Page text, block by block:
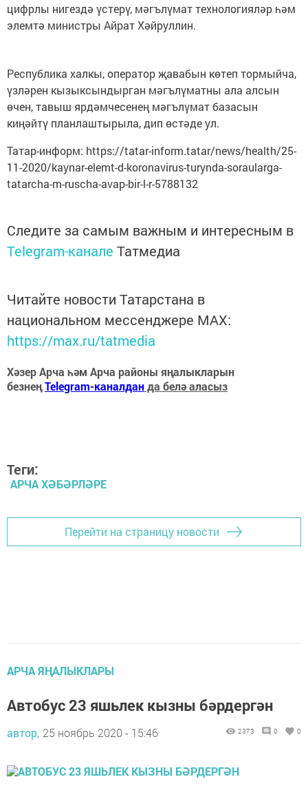
цифрлы нигездә үстерү, мәгълүмат технологияләр һәм
элемтә министры Айрат Хәйруллин.
Республика халкы, оператор җавабын көтеп тормыйча,
үзләрен кызыксындырган мәгълүматны ала алсын
өчен, тавыш ярдәмчесенең мәгълүмат базасын
киңәйтү планлаштырыла, дип өстәде ул.
Татар-информ: https://tatar-inform.tatar/news/health/25-
11-2020/kaynar-elemt-d-koronavirus-turynda-soraularga-
tatarcha-m-ruscha-avap-bir-l-r-5788132
Следите за самым важным и интересным в
Telegram-канале Татмедиа
Читайте новости Татарстана в
национальном мессенджере MАХ:
https://max.ru/tatmedia
Хәзер Арча һәм Арча районы яңалыкларын
безнеңTelegram-каналданда белә аласыз
Теги:
АРЧА ХӘБӘРЛӘРЕ
Перейти на страницу новости
АРЧА ЯҢАЛЫКЛАРЫ
Автобус 23 яшьлек кызны бәрдергән
автор, 25 ноябрь 2020 - 15:46 2373 0 0